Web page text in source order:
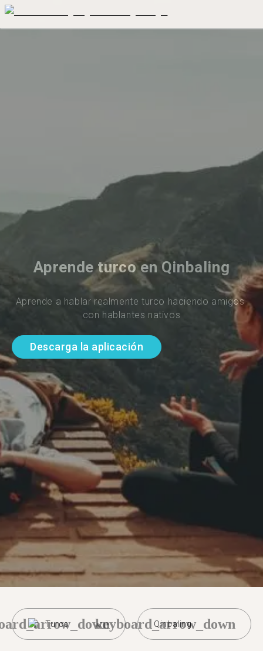
Aprende turco en Qinbaling
Aprende a hablar realmente turco haciendo amigos
con hablantes nativos
Descarga la aplicación
Turco Qinbaling
keyboard_arrow_down